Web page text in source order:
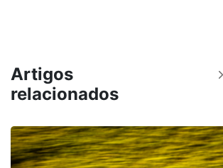
Artigos
relacionados